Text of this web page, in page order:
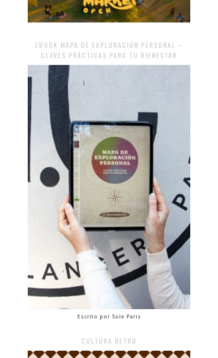
EBOOK MAPA DE EXPLORACIÓN PERSONAL –
CLAVES PRÁCTICAS PARA TU BIENESTAR
Escrito por Sole Paris
CULTURA RETRO